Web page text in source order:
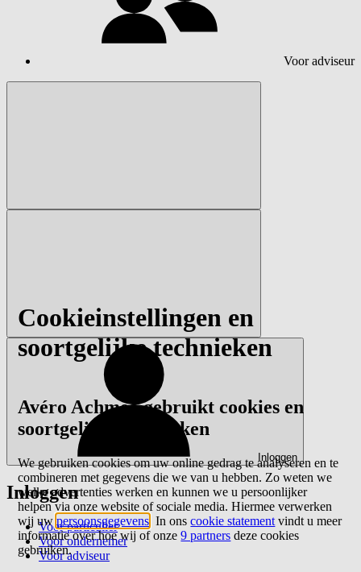
Voor adviseur
Inloggen
Inloggen
Voor particulier
Voor ondernemer
Voor adviseur
Cookieinstellingen en
soortgelijke technieken
Avéro Achmea gebruikt cookies en
soortgelijke technieken
We gebruiken cookies om uw online gedrag te analyseren en te
combineren met gegevens die we van u hebben. Zo weten we
welke advertenties werken en kunnen we u persoonlijker
helpen via onze website of sociale media. Hiermee verwerken
wij uwpersoonsgegevens . In onscookie statement vindt u meer
informatie over hoe wij of onze9 partners deze cookies
gebruiken.